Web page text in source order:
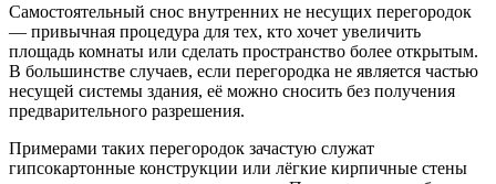
Самостоятельный снос внутренних не несущих перегородок
— привычная процедура для тех, кто хочет увеличить
площадь комнаты или сделать пространство более открытым.
В большинстве случаев, если перегородка не является частью
несущей системы здания, её можно сносить без получения
предварительного разрешения.
Примерами таких перегородок зачастую служат
гипсокартонные конструкции или лёгкие кирпичные стены